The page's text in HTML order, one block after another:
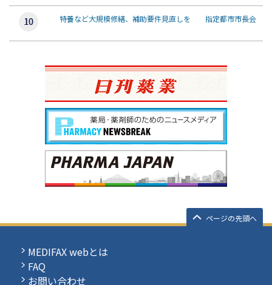
特養など大規模修繕、補助要件見直しを 指定都市市長会
ページの先頭へ
MEDIFAX webとは
FAQ
お問い合わせ